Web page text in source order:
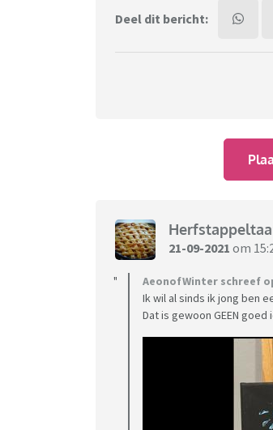
Deel dit bericht:
21-09-2021 om
AeonofWinter schreef
Ik wil al sinds ik jong ben
Dat is gewoon GEEN goed